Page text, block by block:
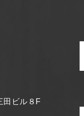
田ビル８F